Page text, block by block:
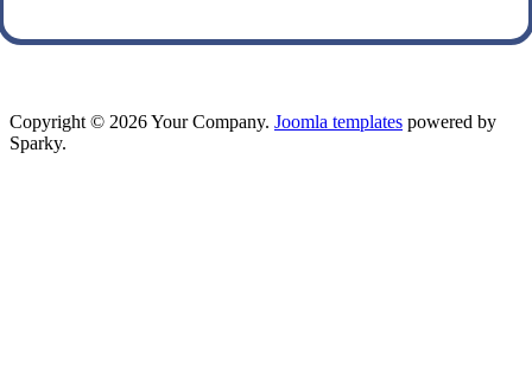
Copyright © 2026 Your Company. Joomla templates powered by
Sparky.